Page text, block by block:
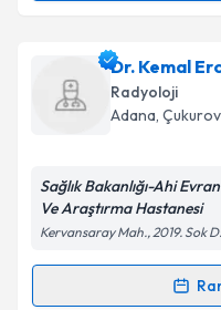
Uzm. Dr. Nüket
oluşturun. Size bu
takvim
Kişisel
'ni
Dr. Kemal
Radyoloji
Adana,
Sağlık Bakanlığı-Ahi
Ve Araştırma Hastanesi
Kervansaray Mah., 2019. Sok
Randevu